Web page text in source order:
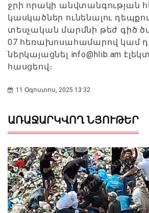
ջրի որակի անվտանգության
կասկածներ ունենալու
տեսչական մարմնի թեժ գիծ
07 հեռախոսահամարով կամ
ներկայացնել info@hlib.am
հասցեով։
11 Օգոստոս, 2025 13:32
ԱՌԱՋԱՐԿՎՈՂ ՆՅՈՒԹԵՐ